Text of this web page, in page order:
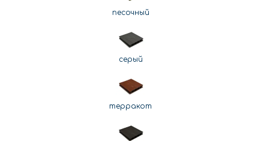
песочный
серый
терракот